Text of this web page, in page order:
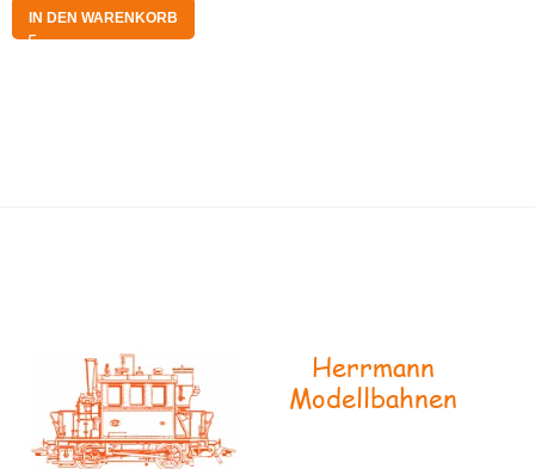
IN DEN WARENKORB
Herrmann
Modellbahnen